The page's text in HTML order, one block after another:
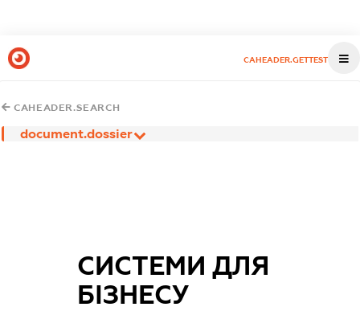
CAHEADER.GETTEST
CAHEADER.SEARCH
document.dossier
СИСТЕМИ ДЛЯ
БІЗНЕСУ